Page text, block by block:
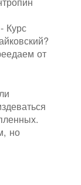
Курс
от
но